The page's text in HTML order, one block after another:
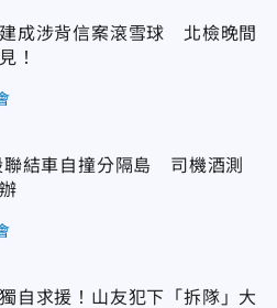
成涉背信案滾雪球 北檢晚間
！
聯結車自撞分隔島 司機酒測
自求援！山友犯下「拆隊」大